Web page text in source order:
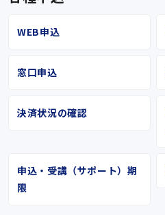
WEB申込
窓口申込
決済状況の確認
申込・受講（サポート）期
限